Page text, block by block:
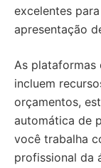
excelentes
apresentação
As plataformas
incluem
orçamentos,
automática de
você trabalha
profissional da